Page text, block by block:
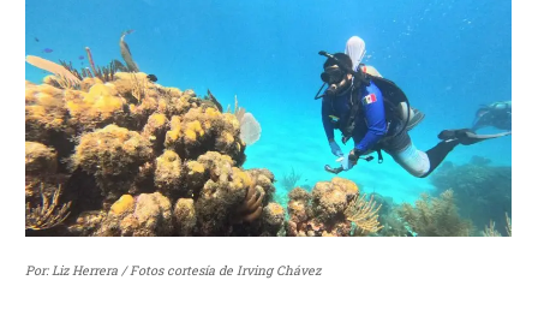
Por: Liz Herrera / Fotos cortesía de Irving Chávez